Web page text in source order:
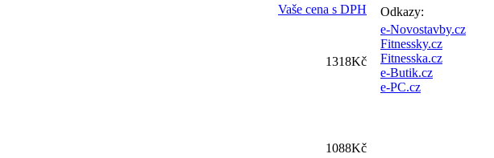
Vaše cena s DPH
1318Kč
1088Kč
Odkazy:
e-Novostavby.cz
Fitnessky.cz
Fitnesska.cz
e-Butik.cz
e-PC.cz